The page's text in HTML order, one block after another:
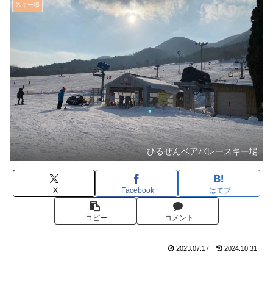
スキー場
ひるぜんベアバレースキー場
X Facebook はてブ
コピー コメント
2023.07.17 2024.10.31